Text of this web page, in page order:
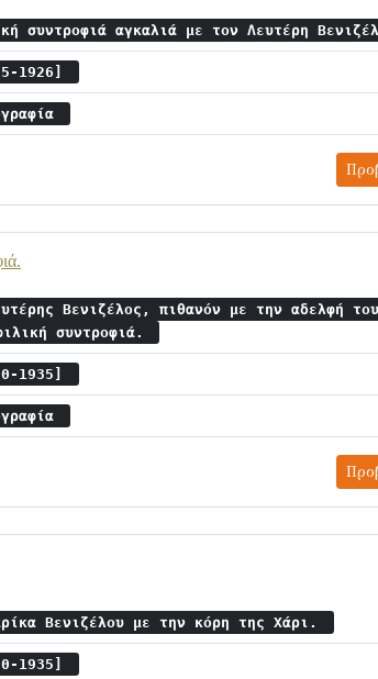
συντροφιά αγκαλιά με τον Λευτέρη
1926]
Βενιζέλος, πιθανόν με την αδελφή
συντροφιά.
1935]
Βενιζέλου με την κόρη της Χάρι.
1935]